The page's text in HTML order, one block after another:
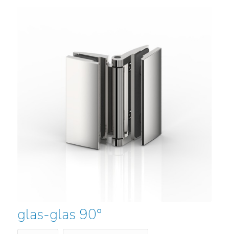
glas-glas 90°